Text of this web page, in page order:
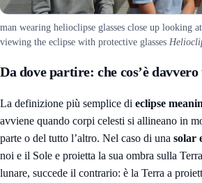
man wearing helioclipse glasses close up looking
viewing the eclipse with protective glasses
Da dove partire: che cos’è davvero
La definizione più semplice di eclipse
avviene quando corpi celesti si allineano in
parte o del tutto l’altro. Nel caso di una solar
noi e il Sole e proietta la sua ombra sulla
lunare, succede il contrario: è la Terra a